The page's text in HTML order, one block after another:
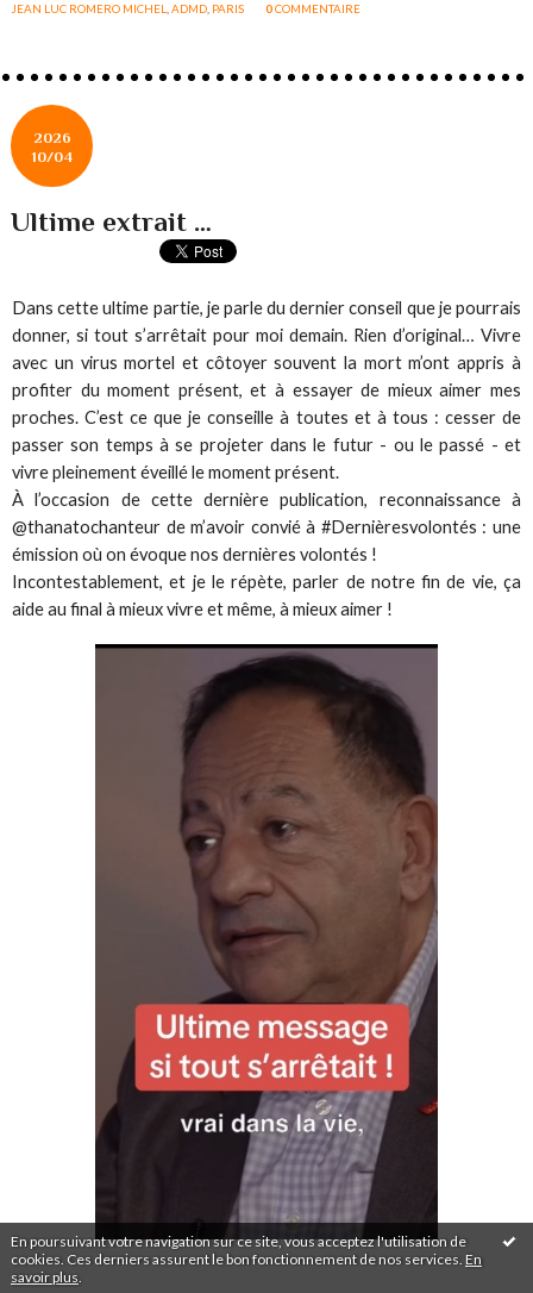
En poursuivant votre navigation sur ce site, vous acceptez l'utilisation de
cookies. Ces derniers assurent le bon fonctionnement de nos services. En
savoir plus
JEAN LUC ROMERO MICHEL ,ADMD PARIS 0COMMENTAIRE
2026
10/04
Ultime extrait …
Dans cette ultime partie, je parle du dernier conseil que je pourrais
donner, si tout s’arrêtait pour moi demain. Rien d’original… Vivre
avec un virus mortel et côtoyer souvent la mort m’ont appris à
profiter du moment présent, et à essayer de mieux aimer mes
proches. C’est ce que je conseille à toutes et à tous : cesser de
passer son temps à se projeter dans le futur - ou le passé - et
vivre pleinement éveillé le moment présent.
À l’occasion de cette dernière publication, reconnaissance à
@thanatochanteur de m’avoir convié à #Dernièresvolontés : une
émission où on évoque nos dernières volontés !
Incontestablement, et je le répète, parler de notre fin de vie, ça
aide au final à mieux vivre et même, à mieux aimer !